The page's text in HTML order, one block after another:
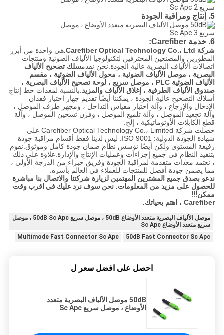
5. إنتاج ومراقبة الجودة
6. خدمة Carefiber:
شركة Carefiber Optical Technology Co.، Ltd.
هي واحدة من أبرز
المطورين والمصنعين المحترفين لتكنولوجيا الألياف الضوئية ومنتجات
اتصالات الألياف البصرية عالية الجودة.نحن نقدمسلك تصحيح الألياف
البصرية ، موصل الألياف الضوئية ، محول الألياف الضوئية ، مقسم
الألياف الضوئية PLC ، موصل سريع ، لوحة تصحيح الألياف البصرية ،
صندوق الألياف الطرفية ، إغلاق الألياف والمزيد.بالنسبة لمعدات خط إنتاج
أسلاك التصحيح عالية الجودة ، يمكننا أيضًا تقديم جهاز اختبار فقدان
الإدخال والإرجاع ، وآلة اختبار مقياس التداخل ، ومجهر طرف الموصل ،
وآلة تجعيد الموصل ، وآلة تلميع الموصل ، وفرن تسخين الموصل ، وآلة
قطع الكابلات الأوتوماتيكية ، إلخ.
حصلت شركة Carefiber Optical Technology Co.، Limited على
شهادة الجودة الدولية: ISO 9001. ليس لدينا فقط أقسام مراقبة جودة
رفيعة المستوى ولكن أيضًا نؤسس نظام ضمان جودة كامل وموثوق.نقوم
بتنفيذ النظام في جميع إجراءات وعمليات الإنتاج والإدارة.علاوة على ذلك
، نعتمد معدات متقدمة لمراقبة الجودة وفريق خبراء من الدرجة الأولى ،
مما يضمن جودة أفضل للمنتجات للعملاء في العالم بأسره.
ندعو بصدق جميع المشترين المهتمين لزيارة شركتنا والاتصال بنا مباشرة
للحصول على مزيد من المعلومات. نحن سوف نرد عليك في اقرب وقت
ممكن!!!
Carefiber ، اهتم بحياتك.
موصل الألياف البصرية متعدد الأوضاع 50dB ، موصل سريع 50dB Sc Apc ، موصل
سريع متعدد الأوضاع Sc Apc
50dB Fast Connector Sc Apc
Multimode Fast Connector Sc Apc
احصل على افضل سعر ل
50dB موصل الألياف البصرية متعدد
الأوضاع ، موصل سريع Sc Apc